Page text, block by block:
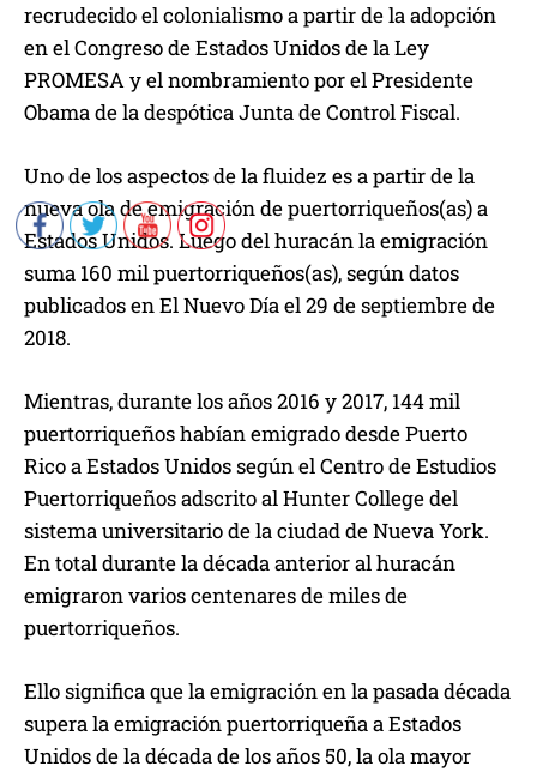
recrudecido el colonialismo a partir de la adopción
en el Congreso de Estados Unidos de la Ley
PROMESA y el nombramiento por el Presidente
Obama de la despótica Junta de Control Fiscal.
Uno de los aspectos de la fluidez es a partir de la
nueva ola de emigración de puertorriqueños(as) a
Estados Unidos. Luego del huracán la emigración
suma 160 mil puertorriqueños(as), según datos
publicados en El Nuevo Día el 29 de septiembre de
2018.
Mientras, durante los años 2016 y 2017, 144 mil
puertorriqueños habían emigrado desde Puerto
Rico a Estados Unidos según el Centro de Estudios
Puertorriqueños adscrito al Hunter College del
sistema universitario de la ciudad de Nueva York.
En total durante la década anterior al huracán
emigraron varios centenares de miles de
puertorriqueños.
Ello significa que la emigración en la pasada década
supera la emigración puertorriqueña a Estados
Unidos de la década de los años 50, la ola mayor